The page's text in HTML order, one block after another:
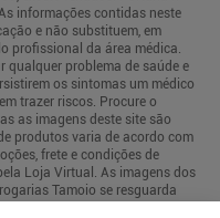
informações contidas neste
e não substituem, em
profissional da área médica.
qualquer problema de saúde e
os sintomas um médico
trazer riscos. Procure o
as imagens deste site são
produtos varia de acordo com
frete e condições de
Loja Virtual. As imagens dos
Tamoio se resguarda